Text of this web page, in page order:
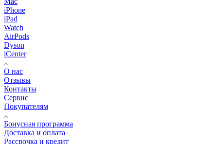
iPhone
iPad
Watch
AirPods
Dyson
iCenter
О нас
Отзывы
Контакты
Сервис
Покупателям
Бонусная программа
Доставка и оплата
Рассрочка и кредит